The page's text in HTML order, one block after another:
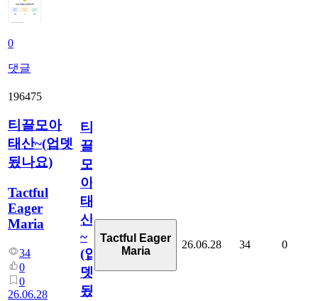
0
댓글
196475
티끌모아
태산~(업뎃
됬나요)
Tactful
Eager
Maria
34
0
0
26.06.28
티
끌
모
아
태
산
~
(업
뎃
됬
Tactful Eager
Maria
26.06.28 34 0